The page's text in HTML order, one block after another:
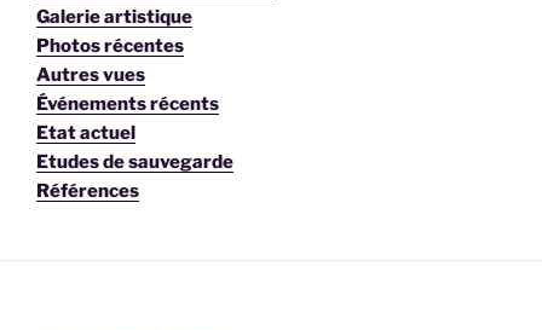
Galerie artistique
Photos récentes
Autres vues
Événements récents
Etat actuel
Etudes de sauvegarde
Références